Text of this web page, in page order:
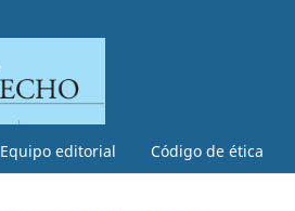
Equipo editorial Código de ética